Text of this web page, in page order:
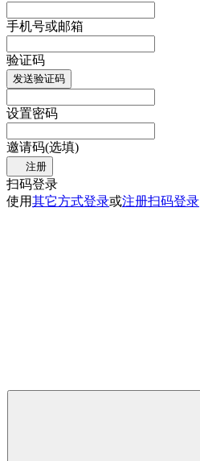
手机号或邮箱
验证码
发送验证码
设置密码
邀请码(选填)
注册
扫码登录
使用其它方式登录或注册扫码登录